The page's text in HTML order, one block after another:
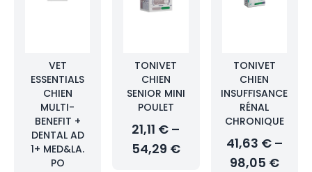
VET
ESSENTIALS
CHIEN
MULTI-
BENEFIT +
DENTAL AD
1+ MED&LA.
PO
TONIVET
CHIEN
SENIOR MINI
POULET
21,11 € –
54,29 €
TONIVET
CHIEN
INSUFFISANCE
RÉNAL
CHRONIQUE
41,63 € –
98,05 €